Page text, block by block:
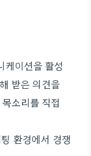
케이션을 활성
받은 의견을
소리를 직접
환경에서 경쟁